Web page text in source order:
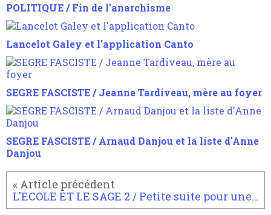
POLITIQUE / Fin de l'anarchisme
Lancelot Galey et l'application Canto
SEGRE FASCISTE / Jeanne Tardiveau, mère au foyer
SEGRE FASCISTE / Arnaud Danjou et la liste d'Anne
Danjou
L'ECOLE ET LE SAGE 2 / Petite suite pour une éducation non scolairisée